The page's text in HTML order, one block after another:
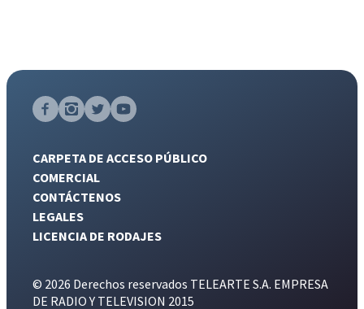
CARPETA DE ACCESO PÚBLICO
COMERCIAL
CONTÁCTENOS
LEGALES
LICENCIA DE RODAJES
© 2026 Derechos reservados TELEARTE S.A. EMPRESA
DE RADIO Y TELEVISION 2015